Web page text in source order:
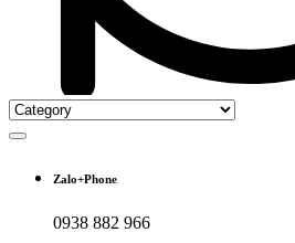
Zalo+Phone
0938 882 966